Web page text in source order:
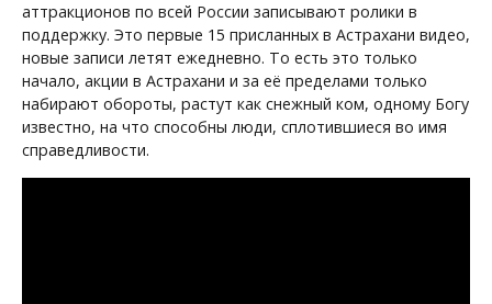
аттракционов по всей России записывают ролики в
поддержку. Это первые 15 присланных в Астрахани видео,
новые записи летят ежедневно. То есть это только
начало, акции в Астрахани и за её пределами только
набирают обороты, растут как снежный ком, одному Богу
известно, на что способны люди, сплотившиеся во имя
справедливости.